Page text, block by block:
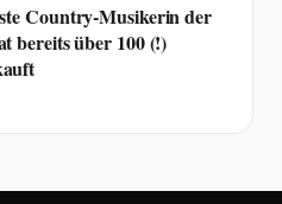
Country-Musikerin der
bereits über 100 (!)